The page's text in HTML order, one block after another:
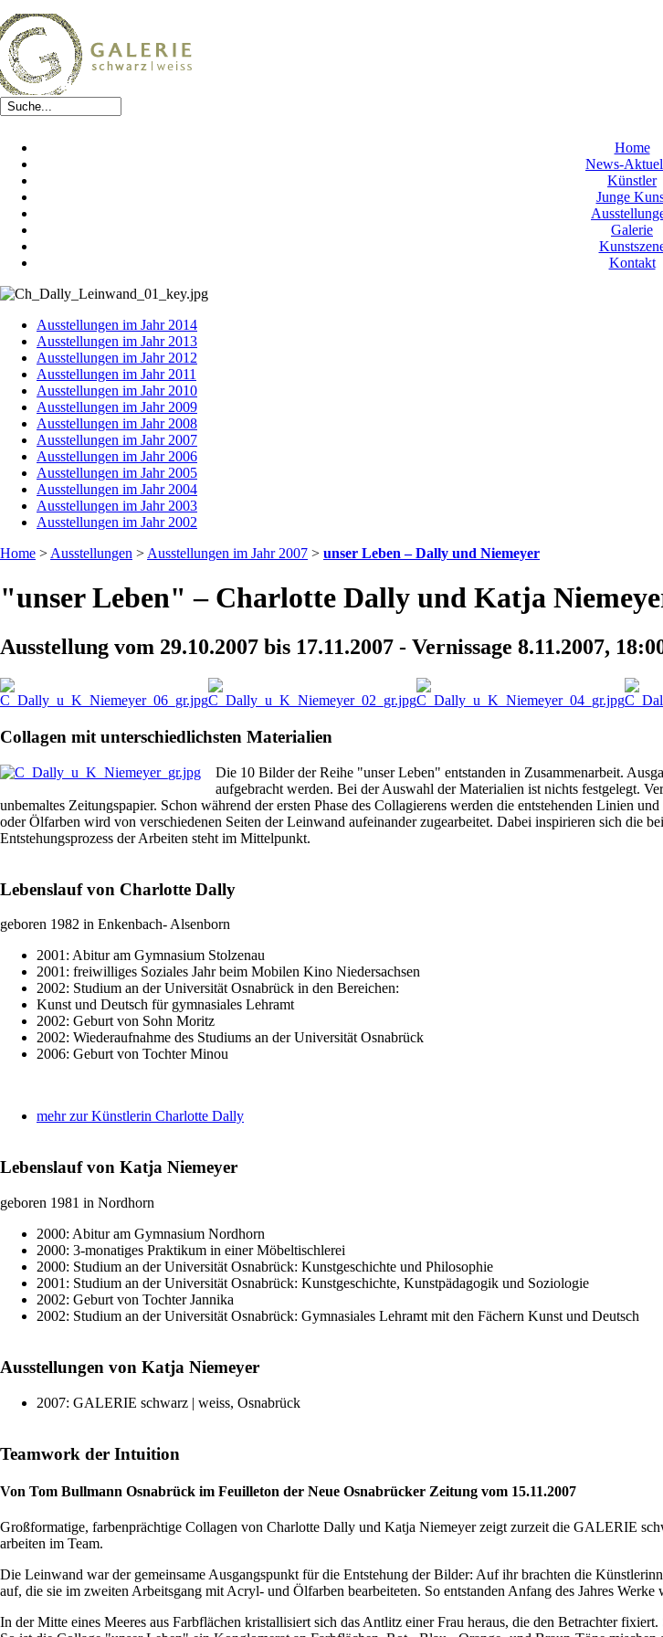
Home
News-
Künstler
Junge
Galerie
Kontakt
Ausstellungen im Jahr 2014
Ausstellungen im Jahr 2013
Ausstellungen im Jahr 2012
Ausstellungen im Jahr 2011
Ausstellungen im Jahr 2010
Ausstellungen im Jahr 2009
Ausstellungen im Jahr 2008
Ausstellungen im Jahr 2007
Ausstellungen im Jahr 2006
Ausstellungen im Jahr 2005
Ausstellungen im Jahr 2004
Ausstellungen im Jahr 2003
Ausstellungen im Jahr 2002
Home > Ausstellungen > Ausstellungen im Jahr 2007 > unser Leben – Dally und Niemeyer
"unser Leben" – Charlotte Dally und Katja
Ausstellung vom 29.10.2007 bis 17.11.2007 - Vernissage 8.11.2007,
Collagen mit unterschiedlichsten Materialien
Die 10 Bilder der Reihe "unser Leben" entstanden in Zusammenarbeit.
aufgebracht werden. Bei der Auswahl der Materialien ist nichts festgelegt.
unbemaltes Zeitungspapier. Schon während der ersten Phase des Collagierens werden die entstehenden Linien
oder Ölfarben wird von verschiedenen Seiten der Leinwand aufeinander zugearbeitet. Dabei inspirieren sich die
Entstehungsprozess der Arbeiten steht im Mittelpunkt.
Lebenslauf von Charlotte Dally
geboren 1982 in Enkenbach- Alsenborn
2001: Abitur am Gymnasium Stolzenau
2001: freiwilliges Soziales Jahr beim Mobilen Kino Niedersachsen
2002: Studium an der Universität Osnabrück in den Bereichen:
Kunst und Deutsch für gymnasiales Lehramt
2002: Geburt von Sohn Moritz
2002: Wiederaufnahme des Studiums an der Universität Osnabrück
2006: Geburt von Tochter Minou
mehr zur Künstlerin Charlotte Dally
Lebenslauf von Katja Niemeyer
geboren 1981 in Nordhorn
2000: Abitur am Gymnasium Nordhorn
2000: 3-monatiges Praktikum in einer Möbeltischlerei
2000: Studium an der Universität Osnabrück: Kunstgeschichte und Philosophie
2001: Studium an der Universität Osnabrück: Kunstgeschichte, Kunstpädagogik und Soziologie
2002: Geburt von Tochter Jannika
2002: Studium an der Universität Osnabrück: Gymnasiales Lehramt mit den Fächern Kunst und Deutsch
Ausstellungen von Katja Niemeyer
2007: GALERIE schwarz | weiss, Osnabrück
Teamwork der Intuition
Von Tom Bullmann Osnabrück im Feuilleton der Neue Osnabrücker Zeitung vom 15.11.2007
Großformatige, farbenprächtige Collagen von Charlotte Dally und Katja Niemeyer zeigt zurzeit die GALERIE
arbeiten im Team.
Die Leinwand war der gemeinsame Ausgangspunkt für die Entstehung der Bilder: Auf ihr brachten die
auf, die sie im zweiten Arbeitsgang mit Acryl- und Ölfarben bearbeiteten. So entstanden Anfang des Jahres
In der Mitte eines Meeres aus Farbflächen kristallisiert sich das Antlitz einer Frau heraus, die den Betrachter